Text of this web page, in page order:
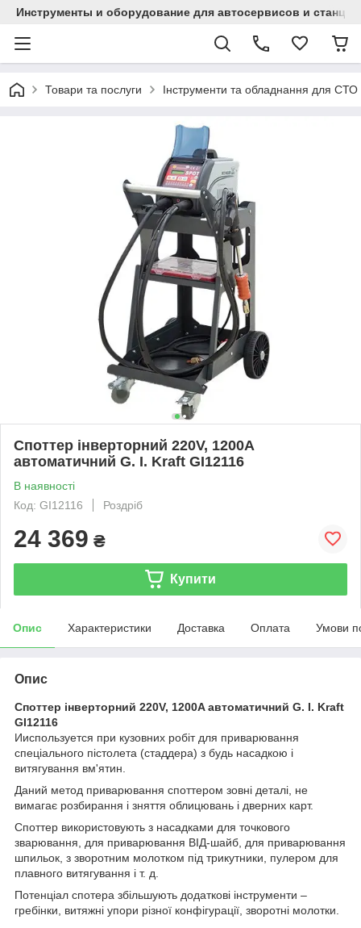
Инструменты и оборудование для автосервисов и
Товари та послуги Інструменти та обладнання для СТО
Споттер інверторний 220V, 1200A
автоматичний G. I. Kraft GI12116
В наявності
Код: GI12116
Роздріб
24 369 ₴
Купити
Опис Характеристики Доставка Оплата Умови
Опис
Споттер інверторний 220V, 1200A автоматичний G. I. Kraft
GI12116
Ииспользуется при кузовних робіт для приварювання
спеціального пістолета (стаддера) з будь насадкою і
витягування вм'ятин.
Даний метод приварювання споттером зовні деталі, не
вимагає розбирання і зняття облицювань і дверних карт.
Споттер використовують з насадками для точкового
зварювання, для приварювання ВІД-шайб, для приварювання
шпильок, з зворотним молотком під трикутники, пулером для
плавного витягування і т. д.
Потенціал спотера збільшують додаткові інструменти –
гребінки, витяжні упори різної конфігурації, зворотні молотки.